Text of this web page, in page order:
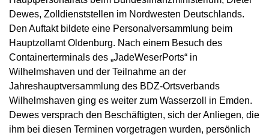
Dewes, Zolldienststellen im Nordwesten Deutschlands.
Den Auftakt bildete eine Personalversammlung beim
Hauptzollamt Oldenburg. Nach einem Besuch des
Containerterminals des „JadeWeserPorts“ in
Wilhelmshaven und der Teilnahme an der
Jahreshauptversammlung des BDZ-Ortsverbands
Wilhelmshaven ging es weiter zum Wasserzoll in Emden.
Dewes versprach den Beschäftigten, sich der Anliegen, die
ihm bei diesen Terminen vorgetragen wurden, persönlich